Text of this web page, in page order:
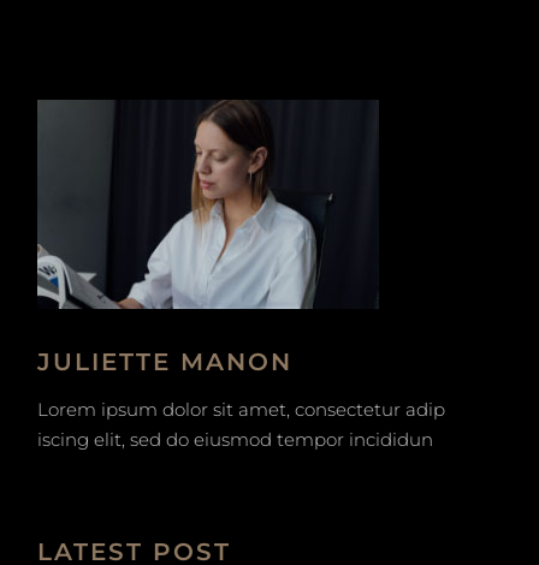
JULIETTE MANON
Lorem ipsum dolor sit amet, consectetur adip
iscing elit, sed do eiusmod tempor incididun
LATEST POST